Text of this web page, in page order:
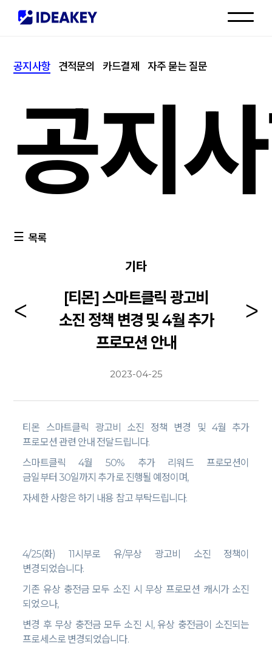
고객센터
공지사항 견적문의 카드결제 자주 묻는 질문
공지
목록
기타
[티몬] 스마트클릭 광고비
소진 정책 변경 및 4월 추가
프로모션 안내
2023-04-25
티몬 스마트클릭 광고비 소진 정책 변경 및 4월 추가
프로모션 관련 안내 전달드립니다.
스마트클릭 4월 50% 추가 리워드 프로모션이
금일부터 30일까지 추가로 진행될 예정이며,
자세한 사항은 하기 내용 참고 부탁드립니다.
4/25(화) 11시부로 유/무상 광고비 소진 정책이
변경되었습니다.
기존 유상 충전금 모두 소진 시 무상 프로모션 캐시가 소진
되었으나,
변경 후 무상 충전금 모두 소진 시 ,유상 충전금이 소진되는
프로세스로 변경되었습니다.